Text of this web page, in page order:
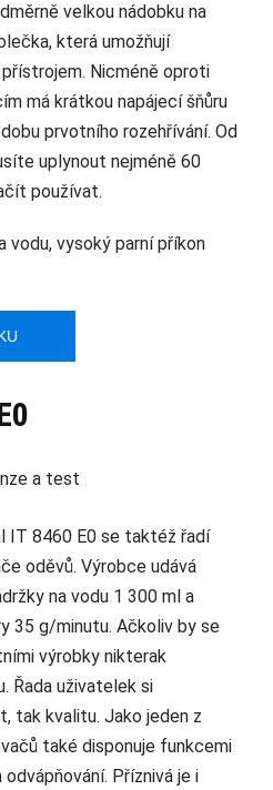
velkou nádobku na
která umožňují
Nicméně oproti
má krátkou napájecí šňůru
prvotního rozehřívání. Od
uplynout nejméně 60
používat.
vodu, vysoký parní příkon
IT 8460 E0 se taktéž řadí
oděvů. Výrobce udává
na vodu 1 300 ml a
35 g/minutu. Ačkoliv by se
výrobky nikterak
Řada uživatelek si
tak kvalitu. Jako jeden z
také disponuje funkcemi
Příznivá je i